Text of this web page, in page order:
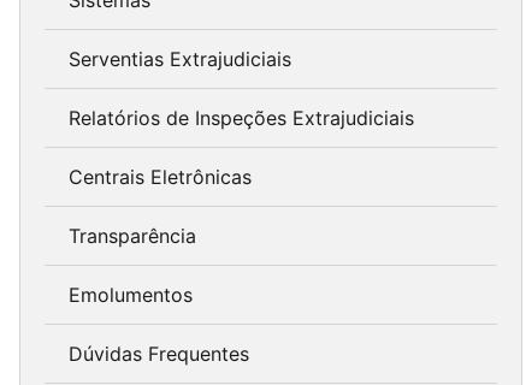
Serventias Extrajudiciais
Relatórios de Inspeções Extrajudiciais
Centrais Eletrônicas
Transparência
Emolumentos
Dúvidas Frequentes